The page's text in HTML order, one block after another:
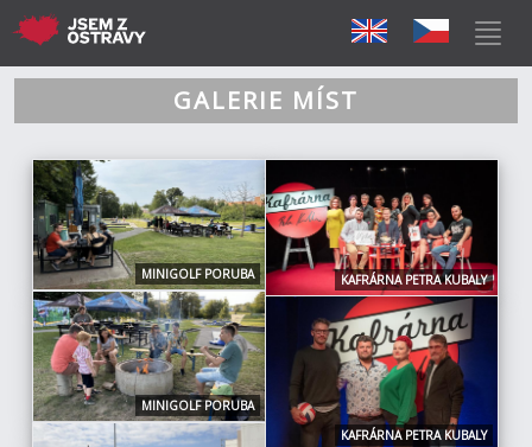
GALERIE MÍST
MINIGOLF PORUBA KAFRÁRNA PETRA KUBALY
MINIGOLF PORUBA
KAFRÁRNA PETRA KUBALY